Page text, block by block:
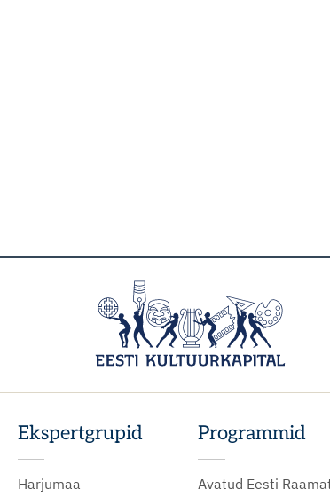
Ekspertgrupid
Harjumaa
Programmid
Avatud Eesti